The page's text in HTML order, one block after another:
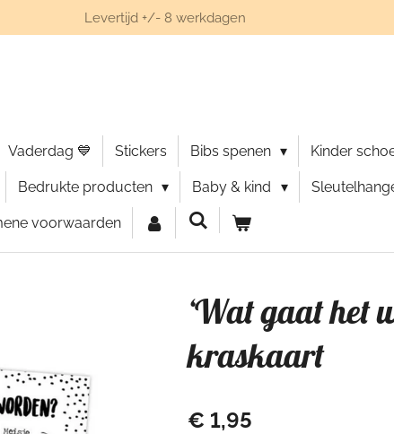
Levertijd +/- 8 werkdagen
Vaderdag 💙 Stickers Bibs spenen Kinder
Bedrukte producten Baby & kind
voorwaarden
‘Wat gaat het
kraskaart
€ 1,95